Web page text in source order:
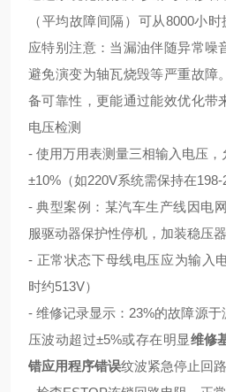
（平均故障间隔）可从8000小
应特别注意：当漏油伴随异常噪
避免演变为轴瓦烧毁等严重故障
备可靠性，更能通过能效优化带
电压检测
- 使用万用表测量三相输入电压
±10%（如220V系统需保持在198-
- 典型案例：某汽车生产线因电
服驱动器保护性停机，加装稳压
- 正常状态下母线电压应为输入
时约513V）
- 维修记录显示：23%的故障源
压波动超过±5%或存在明显维修
错应用程序错误纹波紧急停止回路